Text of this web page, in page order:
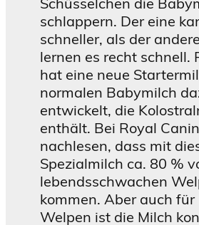
schlappern. Der eine
schneller, als der
lernen es recht schnell.
hat eine neue
normalen Babymilch
entwickelt, die
enthält. Bei Royal
nachlesen, dass mit
Spezialmilch ca. 80 %
lebendsschwachen
kommen. Aber auch für
Welpen ist die Milch